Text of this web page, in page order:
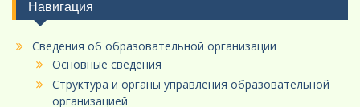
Навигация
Сведения об образовательной организации
Основные сведения
Структура и органы управления образовательной
организацией